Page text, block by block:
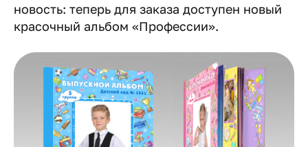
новость: теперь для заказа доступен новый
красочный альбом «Профессии».